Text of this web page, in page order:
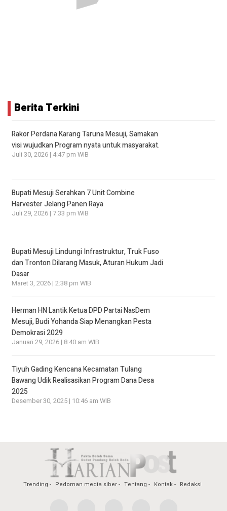
Berita Terkini
Rakor Perdana Karang Taruna Mesuji, Samakan
visi wujudkan Program nyata untuk masyarakat.
Juli 30, 2026 | 4:47 pm WIB
Bupati Mesuji Serahkan 7 Unit Combine
Harvester Jelang Panen Raya
Juli 29, 2026 | 7:33 pm WIB
Bupati Mesuji Lindungi Infrastruktur, Truk Fuso
dan Tronton Dilarang Masuk, Aturan Hukum Jadi
Dasar
Maret 3, 2026 | 2:38 pm WIB
Herman HN Lantik Ketua DPD Partai NasDem
Mesuji, Budi Yohanda Siap Menangkan Pesta
Demokrasi 2029
Januari 29, 2026 | 8:40 am WIB
Tiyuh Gading Kencana Kecamatan Tulang
Bawang Udik Realisasikan Program Dana Desa
2025
Desember 30, 2025 | 10:46 am WIB
Trending Pedoman media siber Tentang Kontak Redaksi